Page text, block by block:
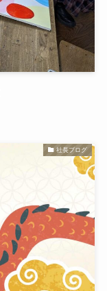
社長ブログ